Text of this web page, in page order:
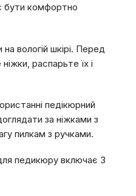
бути комфортно
вологій шкірі. Перед
распарьте їх і
педікюрний
за ніжками з
пилкам з ручками.
педикюру включає 3